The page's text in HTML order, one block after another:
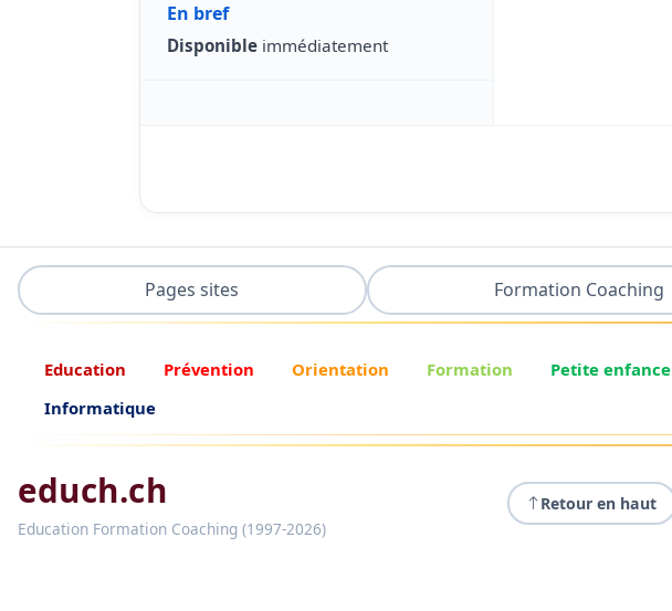
En bref
Disponible immédiatement
Pages sites Formation Coaching
Education Prévention Orientation Formation Petite enfance
Informatique
educh.ch
Education Formation Coaching (1997-2026)
Retour en haut